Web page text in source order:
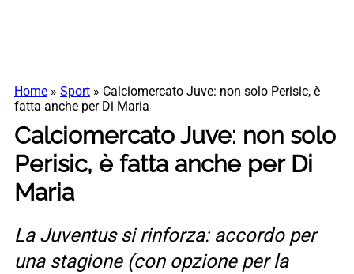
Home » Sport » Calciomercato Juve: non solo Perisic, è
fatta anche per Di Maria
Calciomercato Juve: non solo
Perisic, è fatta anche per Di
Maria
La Juventus si rinforza: accordo per
una stagione (con opzione per la